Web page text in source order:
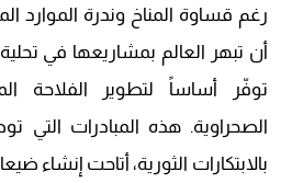
رغم قساوة المناخ وندرة الموارد
أن تبهر العالم بمشاريعها في
توفّر أساساً لتطوير الفلاحة
الصحراوية. هذه المبادرات
بالابتكارات الثورية، أتاحت إنشاء